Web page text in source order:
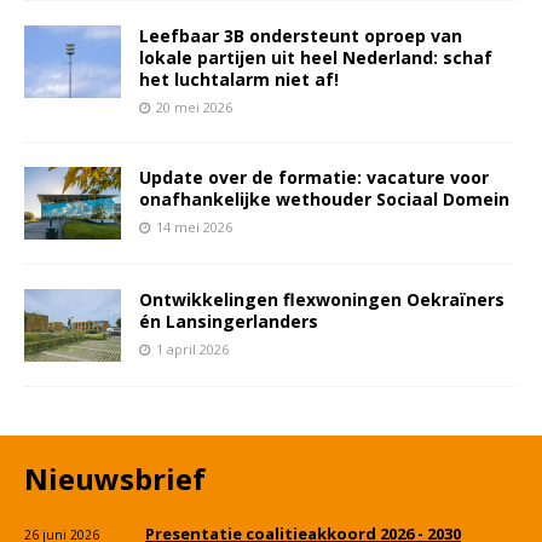
Leefbaar 3B ondersteunt oproep van
lokale partijen uit heel Nederland: schaf
het luchtalarm niet af!
20 mei 2026
Update over de formatie: vacature voor
onafhankelijke wethouder Sociaal Domein
14 mei 2026
Ontwikkelingen flexwoningen Oekraïners
én Lansingerlanders
1 april 2026
Nieuwsbrief
26 juni 2026 Presentatie coalitieakkoord 2026 - 2030